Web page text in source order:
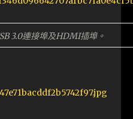
3.0連接埠及HDMI插埠。